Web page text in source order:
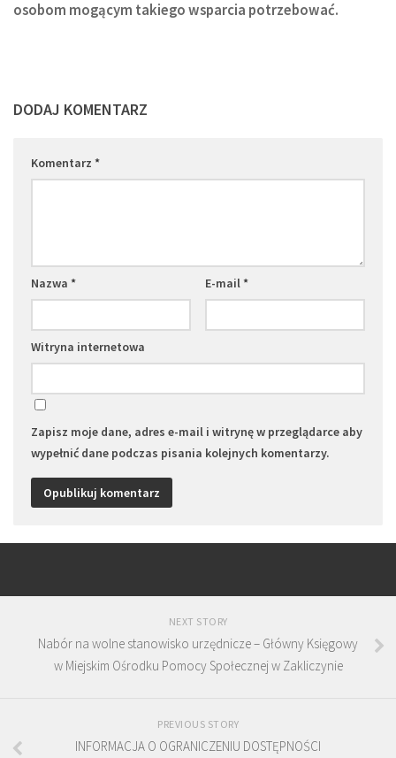
osobom mogącym takiego wsparcia potrzebować.
DODAJ KOMENTARZ
Komentarz *
Nazwa * E-mail*
Witryna internetowa
Zapisz moje dane, adres e-mail i witrynę w przeglądarce aby
wypełnić dane podczas pisania kolejnych komentarzy.
NEXT STORY
Nabór na wolne stanowisko urzędnicze – Główny Księgowy
w Miejskim Ośrodku Pomocy Społecznej w Zakliczynie
PREVIOUS STORY
INFORMACJA O OGRANICZENIU DOSTĘPNOŚCI